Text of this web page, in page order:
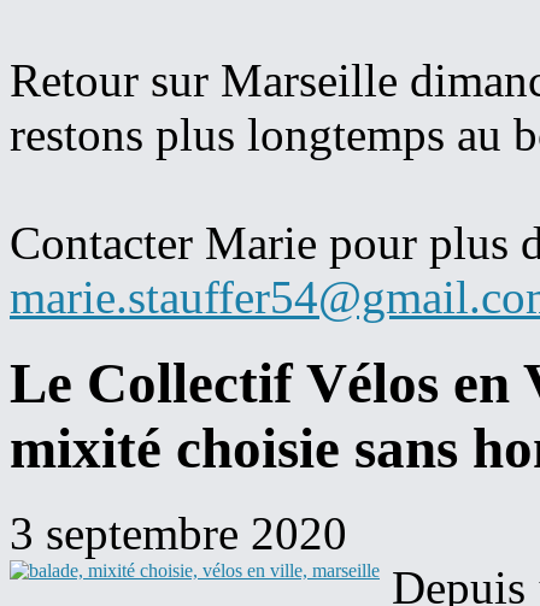
Retour sur Marseille
restons plus longtemps au
Contacter Marie pour plus
Le Collectif Vélos en
mixité choisie sans
3 septembre 2020